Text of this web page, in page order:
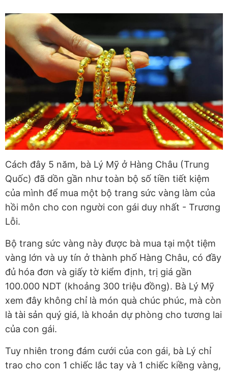
Cách đây 5 năm, bà Lý Mỹ ở Hàng Châu (Trung
Quốc) đã dồn gần như toàn bộ số tiền tiết kiệm
của mình để mua một bộ trang sức vàng làm của
hồi môn cho con người con gái duy nhất - Trương
Lỗi.
Bộ trang sức vàng này được bà mua tại một tiệm
vàng lớn và uy tín ở thành phố Hàng Châu, có đầy
đủ hóa đơn và giấy tờ kiểm định, trị giá gần
100.000 NDT (khoảng 300 triệu đồng). Bà Lý Mỹ
xem đây không chỉ là món quà chúc phúc, mà còn
là tài sản quý giá, là khoản dự phòng cho tương lai
của con gái.
Tuy nhiên trong đám cưới của con gái, bà Lý chỉ
trao cho con 1 chiếc lắc tay và 1 chiếc kiềng vàng,